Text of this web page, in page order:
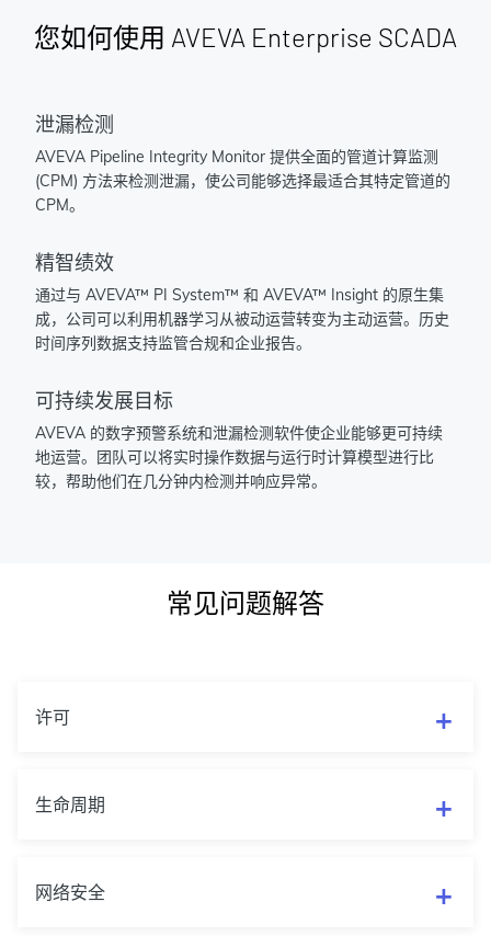
您如何使用 AVEVA Enterprise SCADA
泄漏检测
AVEVA Pipeline Integrity Monitor 提供全面的管道计算监测
(CPM) 方法来检测泄漏，使公司能够选择最适合其特定管道的
CPM。
精智绩效
通过与 AVEVA™ PI System™ 和 AVEVA™ Insight 的原生集
成，公司可以利用机器学习从被动运营转变为主动运营。历史
时间序列数据支持监管合规和企业报告。
可持续发展目标
AVEVA 的数字预警系统和泄漏检测软件使企业能够更可持续
地运营。团队可以将实时操作数据与运行时计算模型进行比
较，帮助他们在几分钟内检测并响应异常。
常见问题解答
许可
生命周期
网络安全